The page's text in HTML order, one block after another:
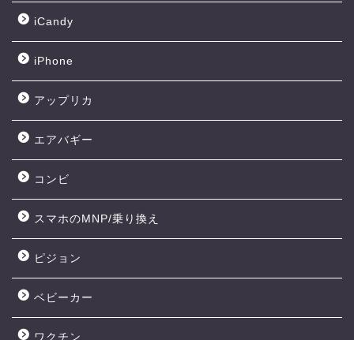
iCandy
iPhone
アップリカ
エアバギー
コンビ
スマホのMNP/乗り換え
ピジョン
ベビーカー
ワクチン